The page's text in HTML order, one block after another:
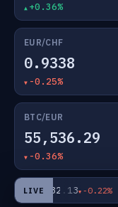
+0.36%
EUR/CHF
0.9338
-0.25%
BTC/EUR
55,536.29
-0.36%
LIVE
EUR/JPY182.13 -0.22%